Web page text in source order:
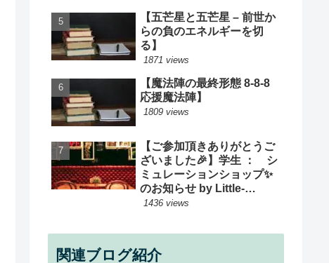
【五芒星と五芒星 – 前世か
らの負のエネルギーを切
る】
1871 views
【魔法陣の最終形態 8-8-8
応援魔法陣】
1809 views
【ご参加頂きありがとうご
ざいました🎉】学生 ： シ
ミュレーションショップ✨
のお知らせ by Little-
Cooking
1436 views
関連ブログ紹介